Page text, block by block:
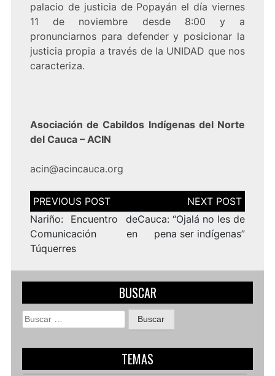
palacio de justicia de Popayán el día viernes
11 de noviembre desde 8:00 y a
pronunciarnos para defender y posicionar la
justicia propia a través de la UNIDAD que nos
caracteriza.
Asociación de Cabildos Indígenas del Norte
del Cauca – ACIN
acin@acincauca.org
Navegación
de
entradas
Nariño: Encuentro de
Comunicación en
Túquerres
Cauca: “Ojalá no les de
pena ser indígenas”
BUSCAR
Buscar:
TEMAS